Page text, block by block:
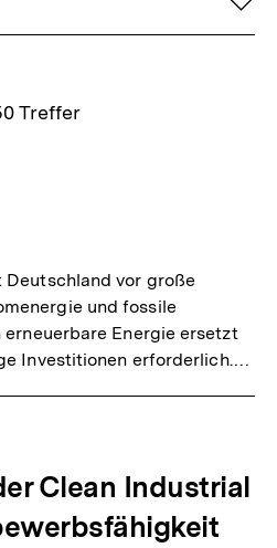
Treffer
vor große
und fossile
Energie ersetzt
Investitionen erforderlich.…
Clean Industrial